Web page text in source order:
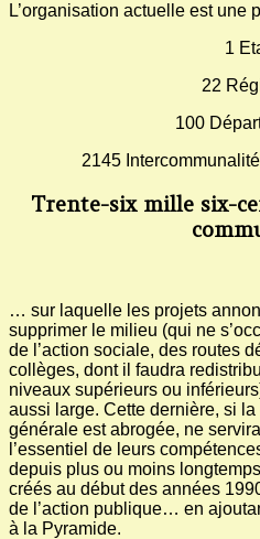
L’organisation actuelle est une
1
22
100
2145
Trente-six mille six-
… sur laquelle les projets
supprimer le milieu (qui ne
de l’action sociale, des routes
collèges, dont il faudra
niveaux supérieurs ou
aussi large. Cette dernière, si
générale est abrogée, ne
l’essentiel de leurs
depuis plus ou moins
créés au début des années
de l’action publique… en
à la Pyramide.